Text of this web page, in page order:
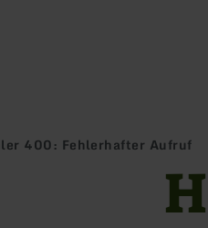
400: Fehlerhafter Aufruf